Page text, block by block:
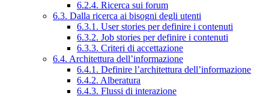
6.2.4. Ricerca sui forum
6.3. Dalla ricerca ai bisogni degli utenti
6.3.1. User stories per definire i contenuti
6.3.2. Job stories per definire i contenuti
6.3.3. Criteri di accettazione
6.4. Architettura dell’informazione
6.4.1. Definire l’architettura dell’informazione
6.4.2. Alberatura
6.4.3. Flussi di interazione